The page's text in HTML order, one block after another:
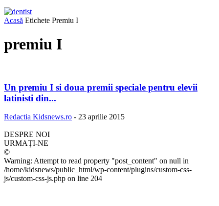
Acasă Etichete Premiu I
premiu I
Un premiu I si doua premii speciale pentru elevii
latinisti din...
Redactia Kidsnews.ro - 23 aprilie 2015
DESPRE NOI
URMAȚI-NE
©
Warning: Attempt to read property "post_content" on null in
/home/kidsnews/public_html/wp-content/plugins/custom-css-
js/custom-css-js.php on line 204